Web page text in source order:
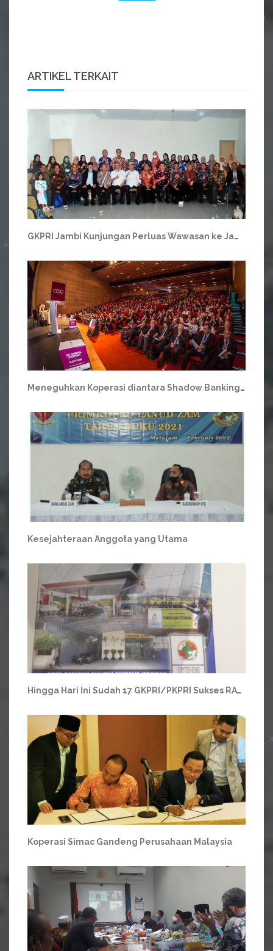
ARTIKEL TERKAIT
GKPRI Jambi Kunjungan Perluas Wawasan ke Jawa Barat
Meneguhkan Koperasi diantara Shadow Banking dan Shadow Economy
Kesejahteraan Anggota yang Utama
Hingga Hari Ini Sudah 17 GKPRI/PKPRI Sukses RAT, Semangat!
Koperasi Simac Gandeng Perusahaan Malaysia